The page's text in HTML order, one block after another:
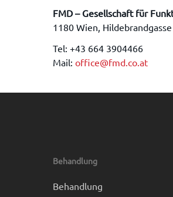
FMD – Gesellschaft für
1180 Wien,
Tel: +43 664 3904466
Mail:office@fmd.co.at
Behandlung
Behandlung